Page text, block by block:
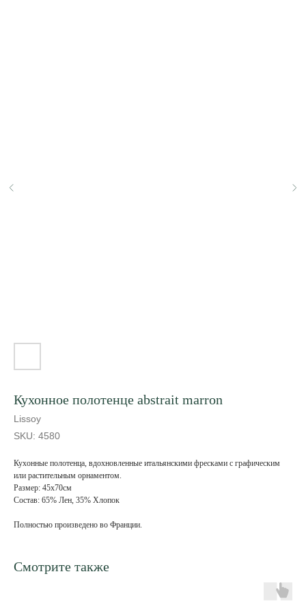
Кухонное полотенце abstrait marron
Lissoy
SKU: 4580
Кухонные полотенца, вдохновленные итальянскими фресками с графическим
или растительным орнаментом.
Размер: 45х70см
Состав: 65% Лен, 35% Хлопок
Полностью произведено во Франции.
Смотрите также